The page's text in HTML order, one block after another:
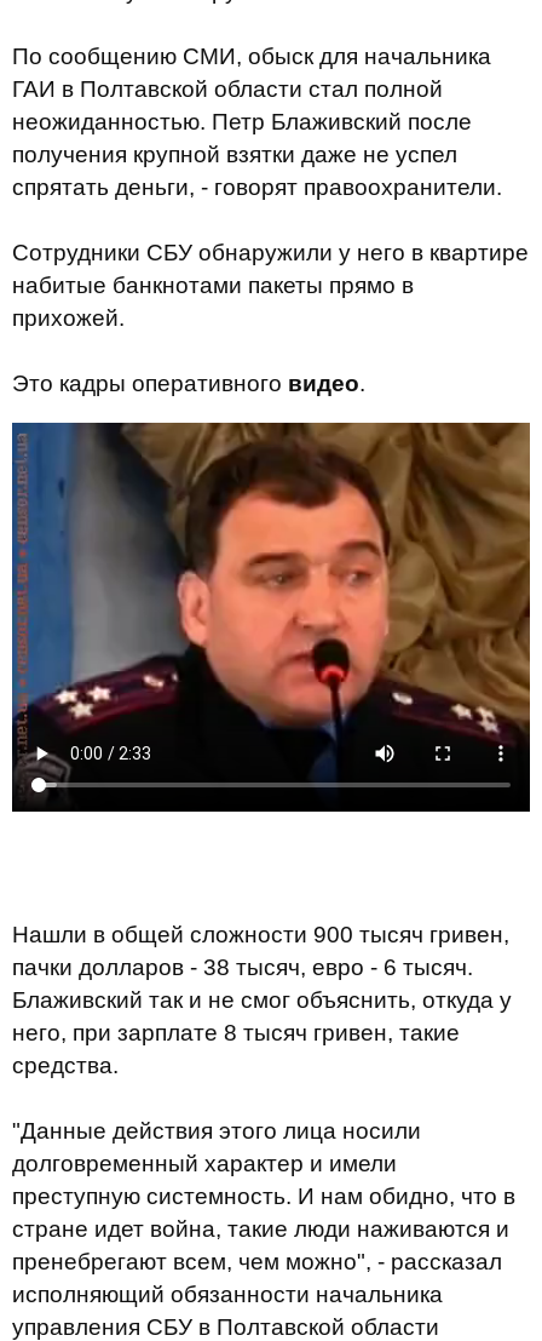
По сообщению СМИ, обыск для начальника
ГАИ в Полтавской области стал полной
неожиданностью. Петр Блаживский после
получения крупной взятки даже не успел
спрятать деньги, - говорят правоохранители.
Сотрудники СБУ обнаружили у него в квартире
набитые банкнотами пакеты прямо в
прихожей.
Это кадры оперативного видео.
Нашли в общей сложности 900 тысяч гривен,
пачки долларов - 38 тысяч, евро - 6 тысяч.
Блаживский так и не смог объяснить, откуда у
него, при зарплате 8 тысяч гривен, такие
средства.
"Данные действия этого лица носили
долговременный характер и имели
преступную системность. И нам обидно, что в
стране идет война, такие люди наживаются и
пренебрегают всем, чем можно", - рассказал
исполняющий обязанности начальника
управления СБУ в Полтавской области